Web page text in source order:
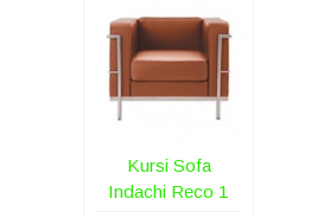
Kursi Sofa
Indachi Reco 1